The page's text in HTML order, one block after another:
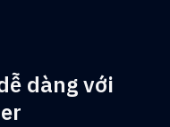
dàng với